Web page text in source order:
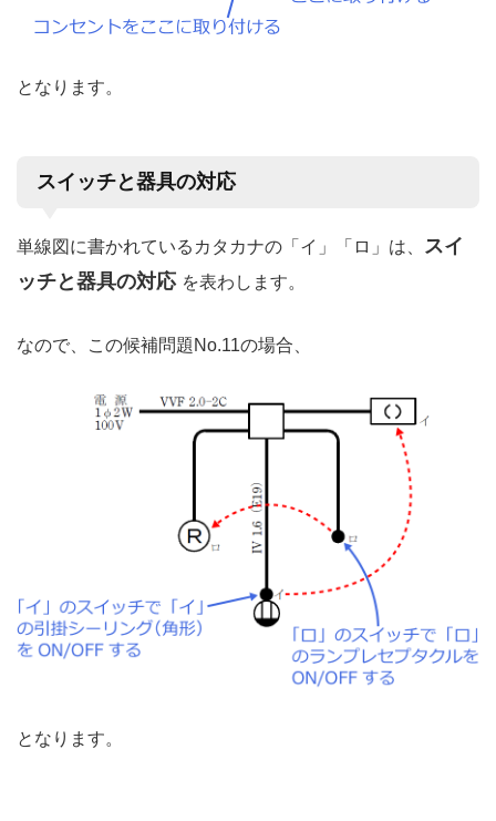
となります。
スイッチと器具の対応
単線図に書かれているカタカナの「イ」「ロ」は、 スイ
ッチと器具の対応 を表わします。
なので、この候補問題No.11の場合、
となります。